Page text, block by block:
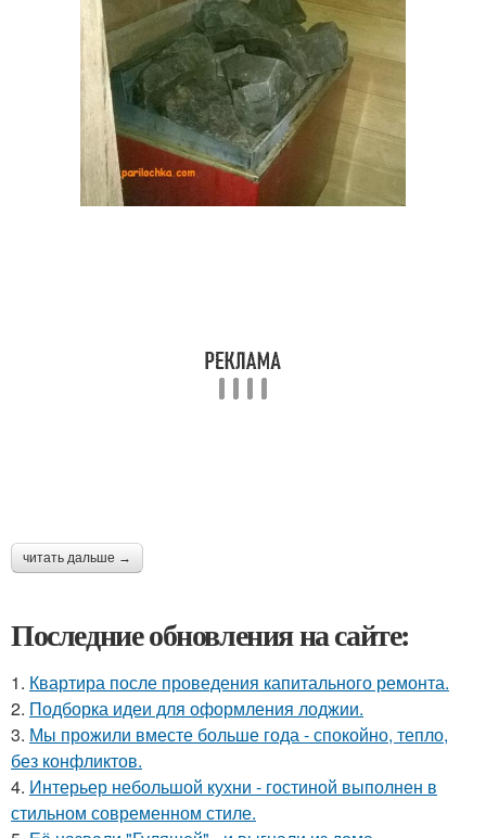
читать дальше →
Последние обновления на сайте:
1. Квартира после проведения капитального ремонта.
2. Подборка идеи для оформления лоджии.
3. Мы прожили вместе больше года - спокойно, тепло,
без конфликтов.
4. Интерьер небольшой кухни - гостиной выполнен в
стильном современном стиле.